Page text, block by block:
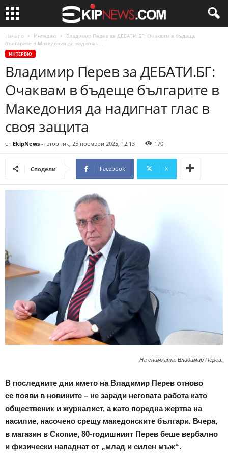
Начало Интервю
Владимир Перев за ДЕБАТИ.БГ: Очаквам в бъдеще
българите в Македония да надигнат...
ИНТЕРВЮ
Владимир Перев за ДЕБАТИ.БГ:
Очаквам в бъдеще българите в
Македония да надигнат глас в
своя защита
от EkipNews - вторник, 25 ноември 2025, 12:13 170
Сподели Facebook X
На снимката: Владимир Перев.
В последните дни името на Владимир Перев отново
се появи в новините – не заради неговата работа като
общественик и журналист, а като поредна жертва на
насилие, насочено срещу македонските българи. Вчера,
в магазин в Скопие, 80-годишният Перев беше вербално
и физически нападнат от „млад и силен мъж“.